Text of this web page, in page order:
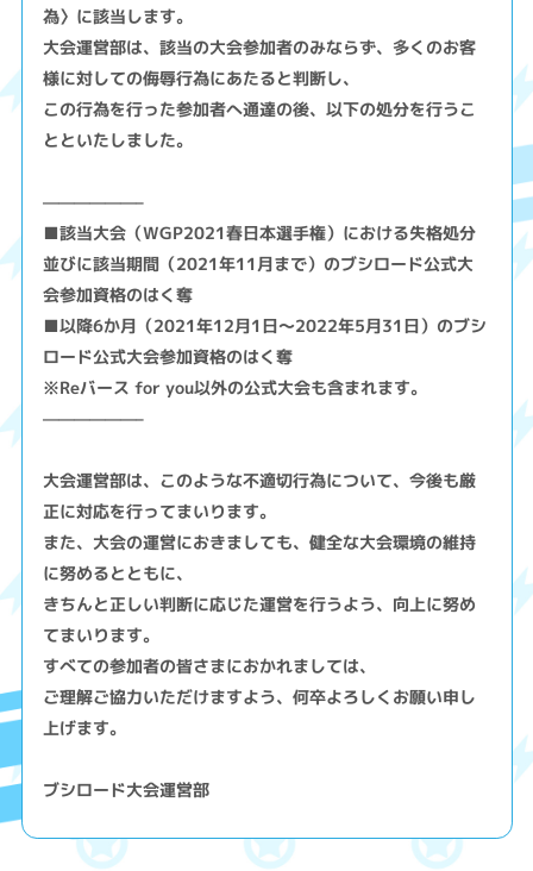
為〉に該当します。
大会運営部は、該当の大会参加者のみならず、多くのお客
様に対しての侮辱行為にあたると判断し、
この行為を行った参加者へ通達の後、以下の処分を行うこ
とといたしました。
——————–
■該当大会（WGP2021春日本選手権）における失格処分
並びに該当期間（2021年11月まで）のブシロード公式大
会参加資格のはく奪
■以降6か月（2021年12月1日～2022年5月31日）のブシ
ロード公式大会参加資格のはく奪
※Reバース for you以外の公式大会も含まれます。
——————–
大会運営部は、このような不適切行為について、今後も厳
正に対応を行ってまいります。
また、大会の運営におきましても、健全な大会環境の維持
に努めるとともに、
きちんと正しい判断に応じた運営を行うよう、向上に努め
てまいります。
すべての参加者の皆さまにおかれましては、
ご理解ご協力いただけますよう、何卒よろしくお願い申し
上げます。
ブシロード大会運営部